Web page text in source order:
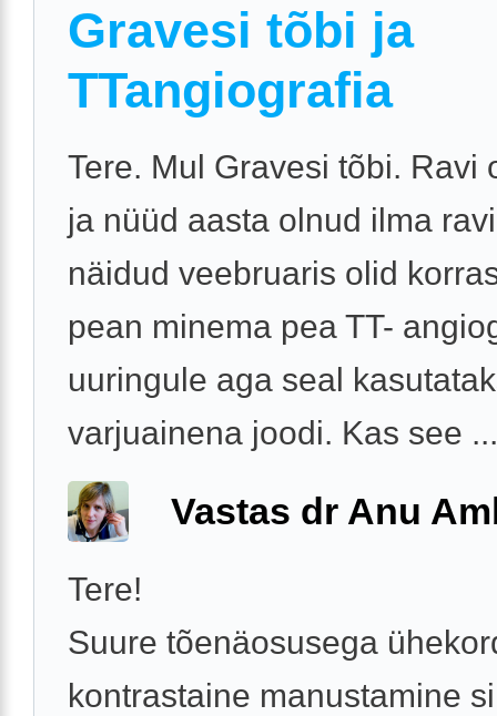
Gravesi tõbi ja
TTangiografia
Tere. Mul Gravesi tõbi. Ravi
ja nüüd aasta olnud ilma
näidud veebruaris olid
pean minema pea TT-
uuringule aga seal
varjuainena joodi. Kas see ...
Vastas dr Anu
Tere!
Suure tõenäosusega
kontrastaine manustamine